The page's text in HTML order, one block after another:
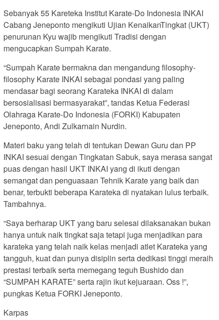
Sebanyak 55 Kareteka Institut Karate-Do Indonesia INKAI
Cabang Jeneponto mengikuti Ujian KenaikanTingkat (UKT)
penurunan Kyu wajib mengikuti Tradisi dengan
mengucapkan Sumpah Karate.
“Sumpah Karate bermakna dan mengandung filosophy-
filosophy Karate INKAI sebagai pondasi yang paling
mendasar bagi seorang Karateka INKAI di dalam
bersosialisasi bermasyarakat”, tandas Ketua Federasi
Olahraga Karate-Do Indonesia (FORKI) Kabupaten
Jeneponto, Andi Zulkarnain Nurdin.
Materi baku yang telah di tentukan Dewan Guru dan PP
INKAI sesuai dengan Tingkatan Sabuk, saya merasa sangat
puas dengan hasil UKT INKAI yang di ikuti dengan
semangat dan penguasaan Tehnik Karate yang baik dan
benar, terbukti beberapa Karateka di nyatakan lulus terbaik.
Tambahnya.
“Saya berharap UKT yang baru selesai dilaksanakan bukan
hanya untuk naik tingkat saja tetapi juga menjadikan para
karateka yang telah naik kelas menjadi atlet Karateka yang
tangguh, kuat dan punya disiplin serta dedikasi tinggi meraih
prestasi terbaik serta memegang teguh Bushido dan
“SUMPAH KARATE” serta rajin ikut kejuaraan. Oss !”,
pungkas Ketua FORKI Jeneponto.
Karpas